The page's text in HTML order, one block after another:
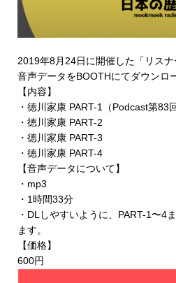
2019年8月24日に開催した「リス
音声データをBOOTHにてダウンロ
【内容】
・徳川家康 PART-1（Podcast第83
・徳川家康 PART-2
・徳川家康 PART-3
・徳川家康 PART-4
【音声データについて】
・mp3
・1時間33分
・DLしやすいように、PART-1〜4
ます。
【価格】
600円